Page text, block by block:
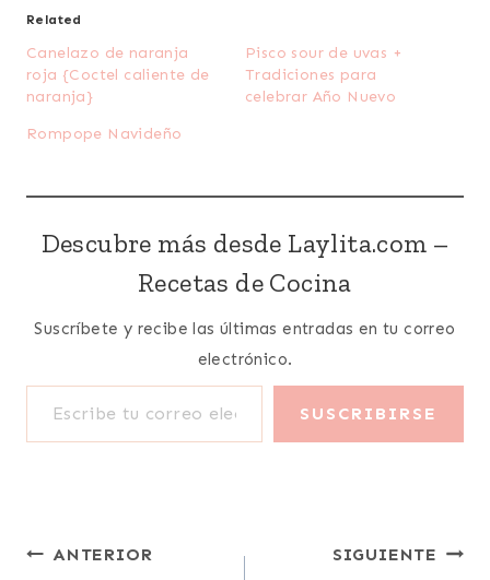
Related
Canelazo de naranja
roja {Coctel caliente de
naranja}
Pisco sour de uvas +
Tradiciones para
celebrar Año Nuevo
Rompope Navideño
Descubre más desde Laylita.com –
Recetas de Cocina
Suscríbete y recibe las últimas entradas en tu correo
electrónico.
Escribe tu correo electrónico…
SUSCRIBIRSE
Navegación
ANTERIOR SIGUIENTE